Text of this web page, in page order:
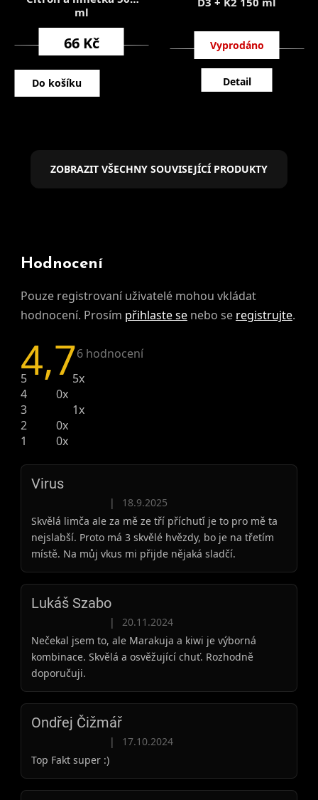
ml
66 Kč
Do košíku
399 Kč
Detail
ZOBRAZIT VŠECHNY SOUVISEJÍCÍ PRODUKTY
Hodnocení
Pouze registrovaní uživatelé mohou vkládat
hodnocení. Prosím přihlaste se nebo se registrujte.
4,76 hodnocení
5
5x
4
0x
3
1x
2
0x
1
0x
Virus
Hodnocení produktu je 3 z 5 hvězdiček.
|
18.9.2025
Skvělá limča ale za mě ze tří příchuťí je to pro mě ta
nejslabší. Proto má 3 skvělé hvězdy, bo je na třetím
místě. Na můj vkus mi přijde nějaká sladčí.
Lukáš Szabo
Hodnocení produktu je 5 z 5 hvězdiček.
|
20.11.2024
Nečekal jsem to, ale Marakuja a kiwi je výborná
kombinace. Skvělá a osvěžující chuť. Rozhodně
doporučuji.
Ondřej Čižmář
Hodnocení produktu je 5 z 5 hvězdiček.
|
17.10.2024
Top Fakt super :)